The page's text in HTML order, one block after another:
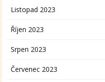
Listopad 2023
Říjen 2023
Srpen 2023
Červenec 2023